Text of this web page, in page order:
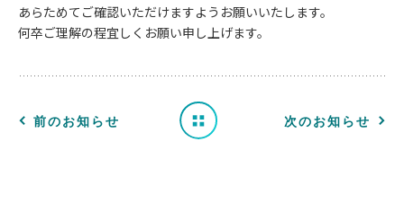
あらためてご確認いただけますようお願いいたします。
何卒ご理解の程宜しくお願い申し上げます。
前のお知らせ
ら
せ
一 次のお知らせ